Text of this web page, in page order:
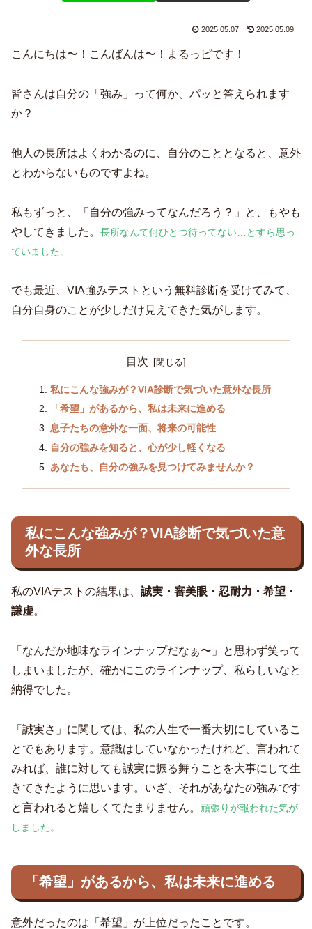
2025.05.07 2025.05.09
こんにちは〜！こんばんは〜！まるっピです！
皆さんは自分の「強み」って何か、パッと答えられます
か？
他人の長所はよくわかるのに、自分のこととなると、意外
とわからないものですよね。
私もずっと、「自分の強みってなんだろう？」と、もやも
やしてきました。 長所なんて何ひとつ待ってない …とすら思っ
ていました。
でも最近、VIA強みテストという無料診断を受けてみて、
自分自身のことが少しだけ見えてきた気がします。
目次
私にこんな強みが？VIA診断で気づいた意外な長所
「希望」があるから、私は未来に進める
息子たちの意外な一面、将来の可能性
自分の強みを知ると、心が少し軽くなる
あなたも、自分の強みを見つけてみませんか？
私にこんな強みが？VIA診断で気づいた意
外な長所
私のVIAテストの結果は、 誠実・審美眼・忍耐力・希望・
謙虚。
「なんだか地味なラインナップだなぁ〜」と思わず笑って
しまいましたが、確かにこのラインナップ、私らしいなと
納得でした。
「誠実さ」に関しては、私の人生で一番大切にしているこ
とでもあります。意識はしていなかったけれど、言われて
みれば、誰に対しても誠実に振る舞うことを大事にして生
きてきたように思います。いざ、それがあなたの強みです
と言われると嬉しくてたまりません。 頑張りが報われた気が
しました。
「希望」があるから、私は未来に進める
意外だったのは「希望」が上位だったことです。